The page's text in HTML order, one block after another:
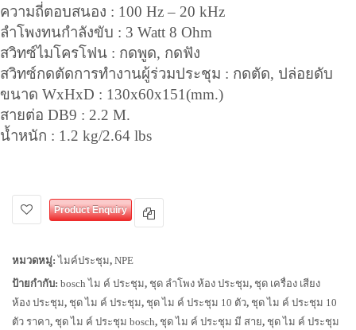
ความถี่ตอบสนอง : 100 Hz – 20 kHz
ลำโพงทนกำลังขับ : 3 Watt 8 Ohm
สวิทซ์ไมโครโฟน : กดพูด, กดฟัง
สวิทซ์กดตัดการทำงานผู้ร่วมประชุม : กดตัด, ปล่อยดับ
ขนาด WxHxD : 130x60x151(mm.)
สายต่อ DB9 : 2.2 M.
น้ำหนัก : 1.2 kg/2.64 lbs
Product Enquiry
หมวดหมู่:ไมค์ประชุม, NPE
ป้ายกำกับ: bosch ไม ค์ ประชุม, ชุด ลำโพง ห้อง ประชุม, ชุด เครื่อง เสียง
ห้อง ประชุม, ชุด ไม ค์ ประชุม, ชุด ไม ค์ ประชุม 10 ตัว, ชุด ไม ค์ ประชุม 10
ตัว ราคา, ชุด ไม ค์ ประชุม bosch, ชุด ไม ค์ ประชุม มี สาย, ชุด ไม ค์ ประชุม